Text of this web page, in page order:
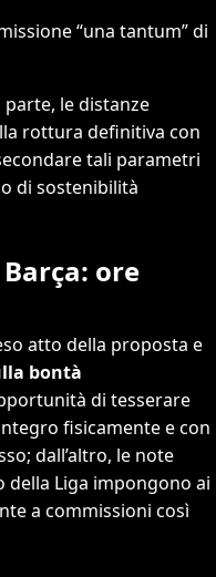
“una tantum” di
parte, le distanze
rottura definitiva con
tali parametri
di sostenibilità
ore
atto della proposta e
bontà
di tesserare
fisicamente e con
dall’altro, le note
della Liga impongono ai
a commissioni così